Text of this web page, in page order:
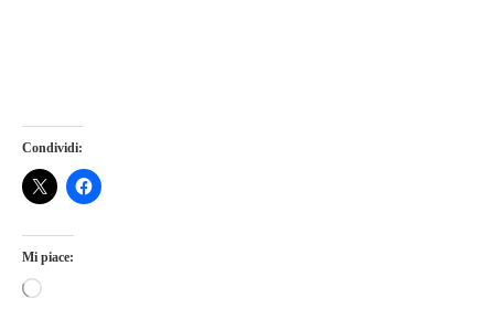
Condividi:
Mi piace: